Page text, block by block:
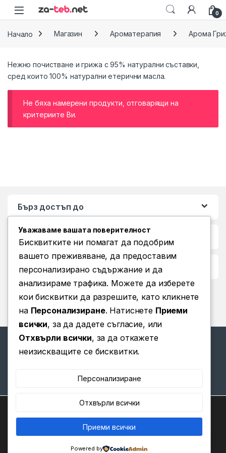
Skip to navigation
Skip to content
0
Начало Магазин Ароматерапия Арома
Нежно почистване и грижа с 95% натурални съставки,
сред които 100% натурални етерични масла.
Не бяха намерени продукти, отговарящи на
критериите Ви.
Бърз достъп до
Условия за ползване
Имате въпроси? Позвънете
(+359) 876 203 111
Уважаваме вашата поверителност
Бисквитките ни помагат да подобрим
вашето преживяване, да предоставим
персонализирано съдържание и да
анализираме трафика. Можете да изберете
кои бисквитки да разрешите, като кликнете
на Персонализиране. Натиснете Приеми
всички, за да дадете съгласие, или
Отхвърли всички, за да откажете
неизискващите се бисквитки.
Персонализиране
Отхвърли всички
Приеми всички
Powered by
Ние използваме бисквитки, за да ви предоставим най-
доброто изживяване на нашия уебсайт.
Можете да научите повече за това кои бисквитки
използваме или да ги изключите вНастройки.